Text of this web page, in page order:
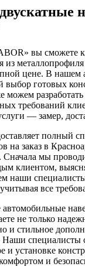
вы сможете
из
цене. В нашем
выбор готовых
разработать
требований
— замер,
полный
на заказ в
Сначала мы
клиентом,
наши
все
не только
и стильное
специалисты
и установке
и